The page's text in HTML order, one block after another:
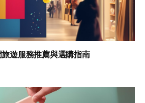
遊服務推薦與選購指南